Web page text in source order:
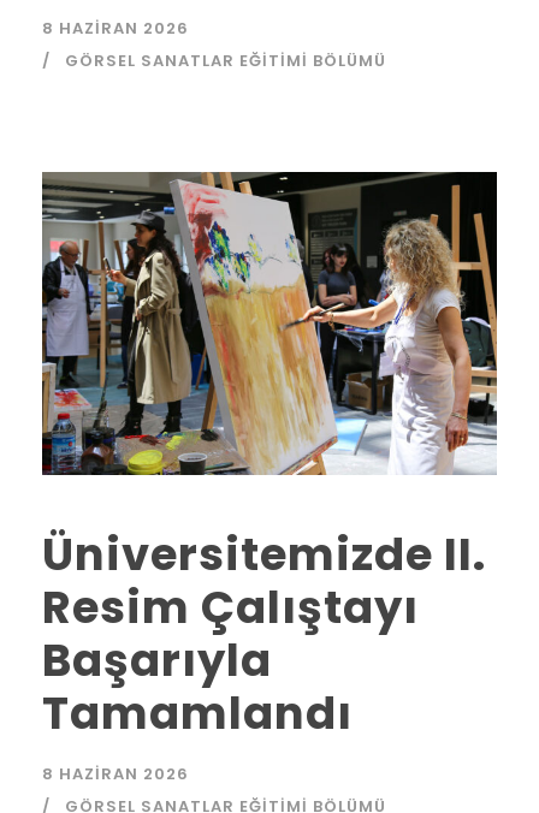
8 HAZIRAN 2026
GÖRSEL SANATLAR EĞITIMI BÖLÜMÜ
Üniversitemizde II.
Resim Çalıştayı
Başarıyla
Tamamlandı
8 HAZIRAN 2026
GÖRSEL SANATLAR EĞITIMI BÖLÜMÜ